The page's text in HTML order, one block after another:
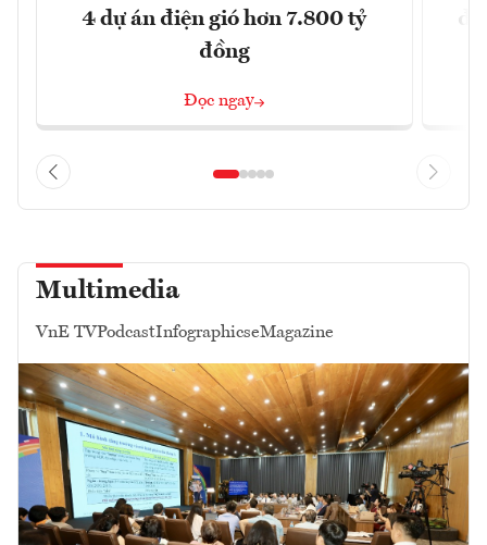
4 dự án điện gió hơn 7.800 tỷ
đồng
Đọc ngay
Multimedia
VnE TVPodcastInfographicseMagazine